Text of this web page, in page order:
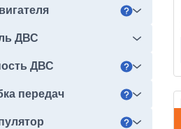
ДВС
ДВС
передач